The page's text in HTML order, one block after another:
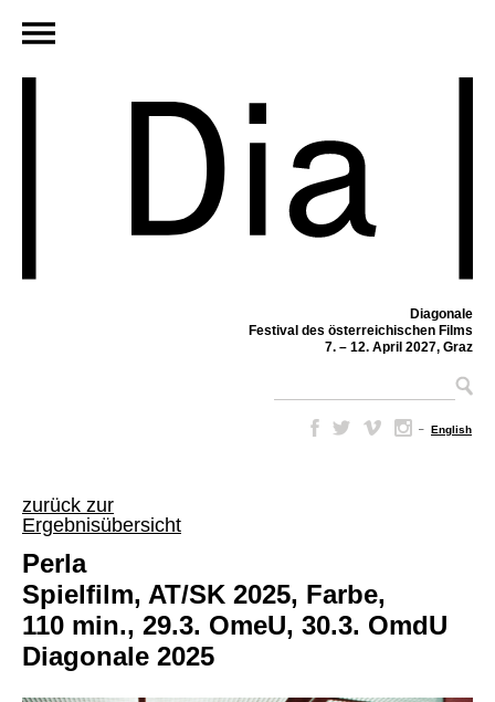
Diagonale
Festival des österreichischen Films
7. – 12. April 2027, Graz
– English
zurück zur
Ergebnisübersicht
Perla
Spielfilm, AT/SK 2025, Farbe,
110 min., 29.3. OmeU, 30.3. OmdU
Diagonale 2025